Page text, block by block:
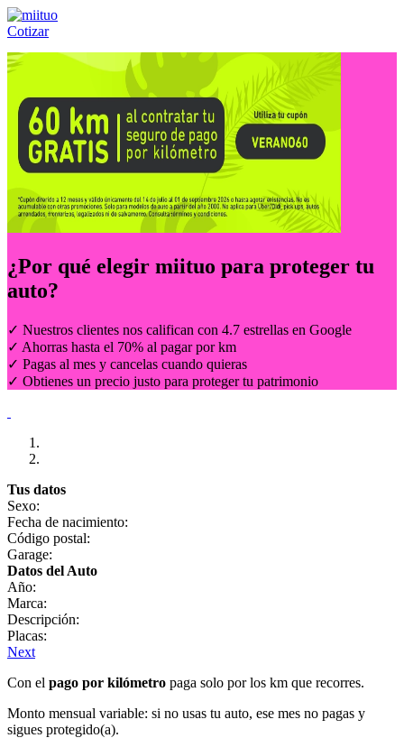
Cotizar
Llámanos al:(55) 84-21-05-00 ó
¿Por qué elegir miituo para proteger tu
auto?
✓ Nuestros clientes nos califican con 4.7 estrellas en Google
✓ Ahorras hasta el 70% al pagar por km
✓ Pagas al mes y cancelas cuando quieras
✓ Obtienes un precio justo para proteger tu patrimonio
Tus datos
Sexo:
Fecha de nacimiento:
Código postal:
Garage:
Datos del Auto
Año:
Marca:
Descripción:
Placas:
Next
Con el pago por kilómetro paga solo por los km que recorres.
Monto mensual variable: si no usas tu auto, ese mes no pagas y
sigues protegido(a).